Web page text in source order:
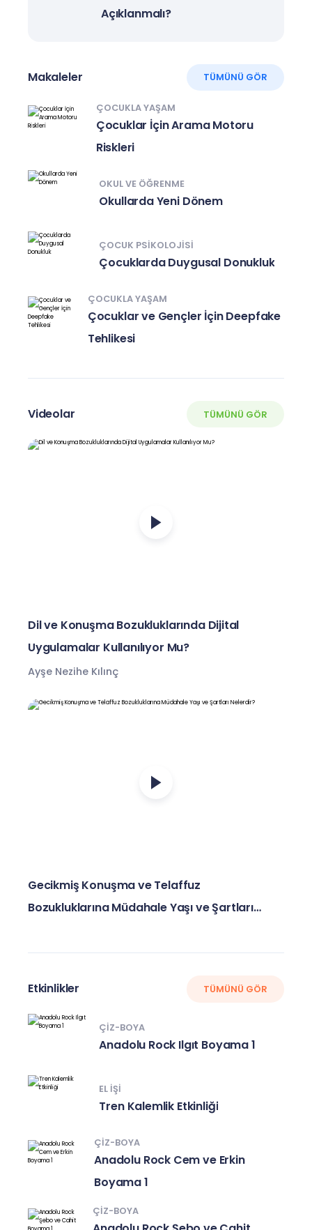
Açıklanmalı?
Makaleler TÜMÜNÜ GÖR
ÇOCUKLA YAŞAM
Çocuklar İçin Arama Motoru
Riskleri
OKUL VE ÖĞRENME
Okullarda Yeni Dönem
ÇOCUK PSIKOLOJISI
Çocuklarda Duygusal Donukluk
ÇOCUKLA YAŞAM
Çocuklar ve Gençler İçin Deepfake
Tehlikesi
Videolar TÜMÜNÜ GÖR
Dil ve Konuşma Bozukluklarında Dijital
Uygulamalar Kullanılıyor Mu?
Ayşe Nezihe Kılınç
Gecikmiş Konuşma ve Telaffuz
Bozukluklarına Müdahale Yaşı ve Şartları
Etkinlikler TÜMÜNÜ GÖR
ÇIZ-BOYA
Anadolu Rock Ilgıt Boyama 1
EL IŞI
Tren Kalemlik Etkinliği
ÇIZ-BOYA
Anadolu Rock Cem ve Erkin
Boyama 1
ÇIZ-BOYA